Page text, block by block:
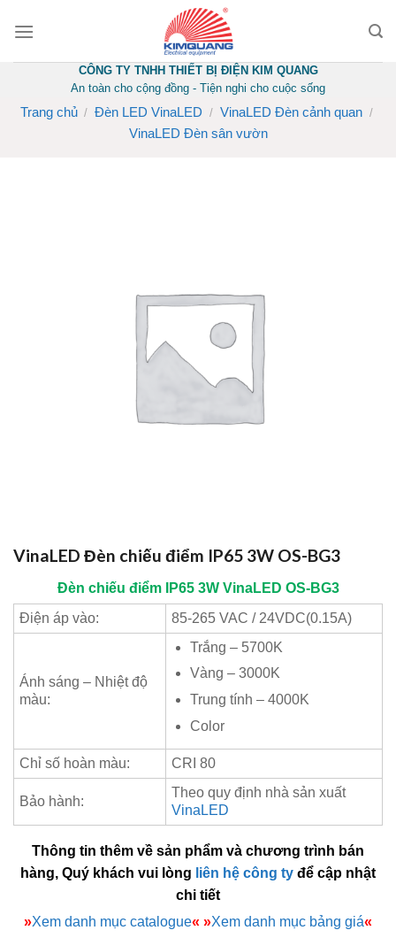
CÔNG TY TNHH THIẾT BỊ ĐIỆN KIM QUANG
An toàn cho cộng đồng - Tiện nghi cho cuộc sống
Trang chủ / Đèn LED VinaLED / VinaLED Đèn cảnh quan /
VinaLED Đèn sân vườn
VinaLED Đèn chiếu điểm IP65 3W OS-BG3
Đèn chiếu điểm IP65 3W VinaLED OS-BG3
Điện áp vào:
85-265 VAC / 24VDC(0.15A)
Ánh sáng – Nhiệt độ
màu:
Trắng – 5700K
Vàng – 3000K
Trung tính – 4000K
Color
Chỉ số hoàn màu: CRI 80
Bảo hành:
Theo quy định nhà sản xuất
VinaLED
Thông tin thêm về sản phẩm và chương trình bán
hàng, Quý khách vui lòng liên hệ công ty để cập nhật
chi tiết
»Xem danh mục catalogue« »Xem danh mục bảng giá«